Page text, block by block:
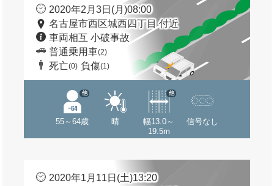
2020年2月3日(月)08:00
名古屋市西区城西四丁目 付近
車両相互 小破事故
普通乗用車(2)
死亡(0) 負傷(1)
55～64歳
他
晴
幅13.0～
19.5m
他
信号なし
2020年1月11日(土)13:20